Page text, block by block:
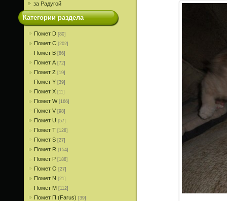
за Радугой
Категории раздела
Помет D [80]
Помет С [202]
Помет В [86]
Помет A [72]
Помет Z [19]
Помет Y [39]
Помет X [11]
Помет W [166]
Помет V [98]
Помет U [57]
Помет T [128]
Помет S [27]
Помет R [154]
Помет P [188]
Помет О [27]
Помет N [21]
Помет M [112]
Помет П (Farus) [39]